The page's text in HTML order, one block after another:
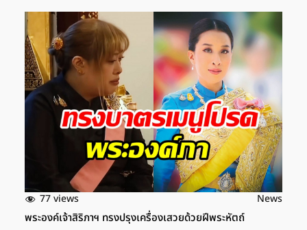
77 views News
พระองค์เจ้าสิริภาฯ ทรงปรุงเครื่องเสวยด้วยฝีพระหัตถ์